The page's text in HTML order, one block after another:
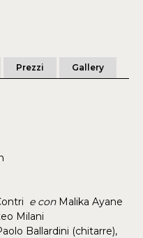
Prezzi Gallery
e conMalika Ayane
Milani
Ballardini (chitarre),